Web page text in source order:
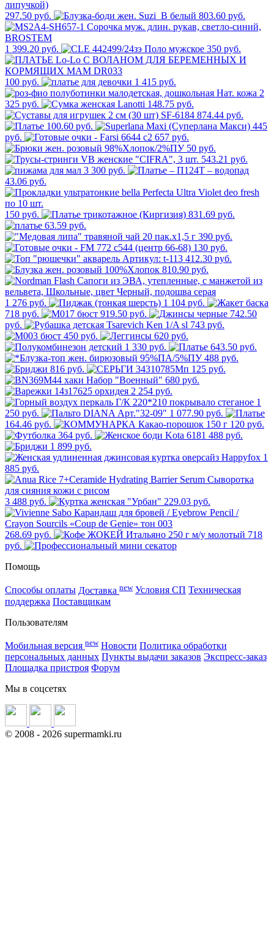
297.50 руб. 803.60 руб.
1 399.20 руб. 350 руб.
100 руб.
1 415 руб.
2
325 руб.
148.75 руб.
874.44 руб.
100.60 руб.
445
руб.
657 руб.
50 руб.
543.21 руб.
3 300 руб.
43.06 руб.
150 руб.
831.69 руб.
63.59 руб.
390 руб.
130 руб.
412.30 руб.
810.90 руб.
1 276 руб.
1 104 руб.
718 руб.
919.50 руб.
742.50
руб.
743 руб.
450 руб.
620 руб.
1 330 руб.
643.50 руб.
488 руб.
816 руб.
125 руб.
680 руб.
2 254 руб.
1
250 руб.
1 077.90 руб.
164.46 руб.
120 руб.
364 руб.
488 руб.
1 899 руб.
1
885 руб.
3 488 руб. 229.03 руб.
268.69 руб.
718
руб.
Помощь
Способы оплаты Доставка new Условия СП Техническая
поддержка Поставщикам
Пользователям
Мобильная версия new Новости Политика обработки
персональных данных Пункты выдачи заказов Экспресс-заказ
Площадка пристроя Форум
Мы в соцсетях
© 2008 - 2026 supermamki.ru